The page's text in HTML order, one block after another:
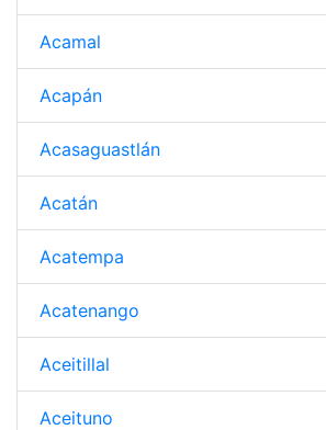
Acamal
Acapán
Acasaguastlán
Acatán
Acatempa
Acatenango
Aceitillal
Aceituno